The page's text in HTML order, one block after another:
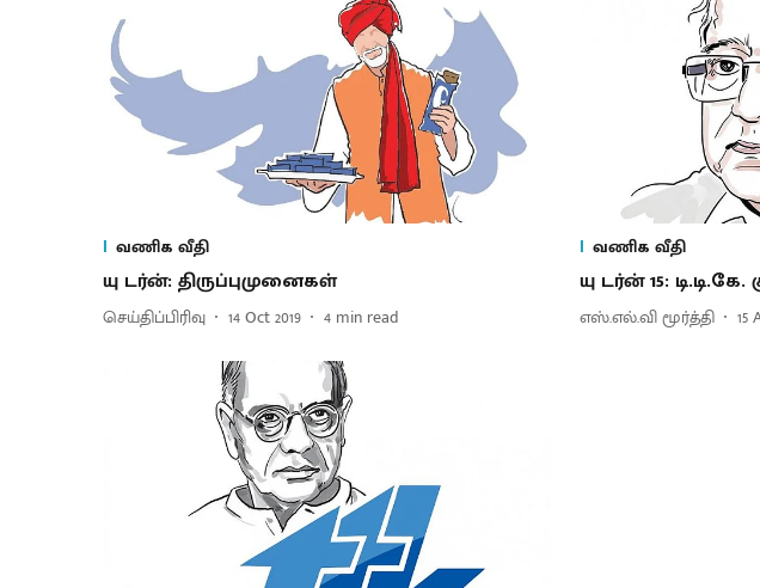
வணிக வீதி
யு டர்ன்: திருப்புமுனைகள்
செய்திப்பிரிவு 14 Oct 2019 4 min read
வணிக வீதி
யு டர்ன் 15:
எஸ்.எல்.வி மூர்த்தி 15